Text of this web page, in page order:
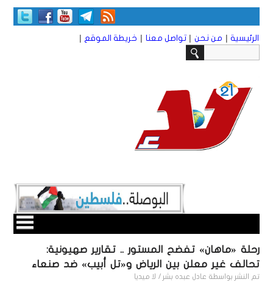
الرئيسية | من نحن | تواصل معنا | خريطة الموقع |
رحلة «ماهان» تفضح المستور .. تقارير صهيونية:
تحالف غير معلن بين الرياض و«تل أبيب» ضد صنعاء
تم النشر بواسطة عادل عبده بشر / لا ميديا